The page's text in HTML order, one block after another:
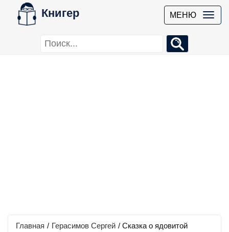
Книгер МЕНЮ
Главная / Герасимов Сергей / Сказка о ядовитой